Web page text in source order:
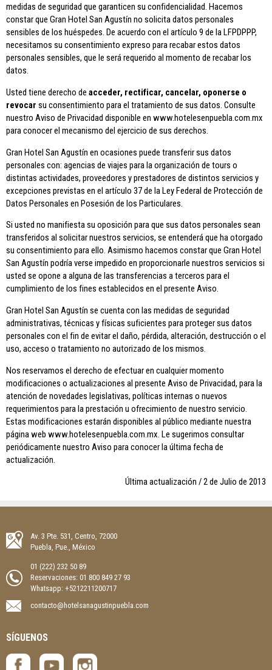
medidas de seguridad que garanticen su confidencialidad. Hacemos
constar que Gran Hotel San Agustín no solicita datos personales
sensibles de los huéspedes. De acuerdo con el artículo 9 de la LFPDPPP,
necesitamos su consentimiento expreso para recabar estos datos
personales sensibles, que le será requerido al momento de recabar los
datos.
Usted tiene derecho de acceder, rectificar, cancelar, oponerse o
revocar su consentimiento para el tratamiento de sus datos. Consulte
nuestro Aviso de Privacidad disponible en www.hotelesenpuebla.com.mx
para conocer el mecanismo del ejercicio de sus derechos.
Gran Hotel San Agustín en ocasiones puede transferir sus datos
personales con: agencias de viajes para la organización de tours o
distintas actividades, proveedores y prestadores de distintos servicios y
excepciones previstas en el artículo 37 de la Ley Federal de Protección de
Datos Personales en Posesión de los Particulares.
Si usted no manifiesta su oposición para que sus datos personales sean
transferidos al solicitar nuestros servicios, se entenderá que ha otorgado
su consentimiento para ello. Asimismo hacemos constar que Gran Hotel
San Agustín podría verse impedido en proporcionarle nuestros servicios si
usted se opone a alguna de las transferencias a terceros para el
cumplimiento de los fines establecidos en el presente Aviso.
Gran Hotel San Agustín se cuenta con las medidas de seguridad
administrativas, técnicas y físicas suficientes para proteger sus datos
personales con el fin de evitar el daño, pérdida, alteración, destrucción o el
uso, acceso o tratamiento no autorizado de los mismos.
Nos reservamos el derecho de efectuar en cualquier momento
modificaciones o actualizaciones al presente Aviso de Privacidad, para la
atención de novedades legislativas, políticas internas o nuevos
requerimientos para la prestación u ofrecimiento de nuestro servicio.
Estas modificaciones estarán disponibles al público mediante nuestra
página web www.hotelesenpuebla.com.mx. Le sugerimos consultar
periódicamente nuestro Aviso para conocer la última fecha de
actualización.
Última actualización / 2 de Julio de 2013
Av. 3 Pte. 531, Centro, 72000
Puebla, Pue., México
01 (222) 232 50 89
Reservaciones: 01 800 849 27 93
Whatsapp: +5212211200717
contacto@hotelsanagustinpuebla.com
SÍGUENOS